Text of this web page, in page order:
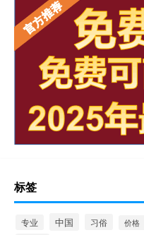
标签
专业 中国 习俗 价格